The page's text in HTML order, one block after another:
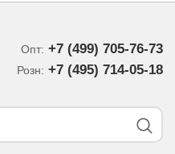
Опт: +7 (499) 705-76-73
Розн: +7 (495) 714-05-18‬